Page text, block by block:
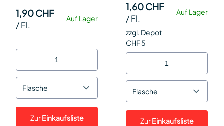
Auf Lager
1,90 CHF
/Fl.
Flasche
ZurEinkaufsliste
Auf Lager
1,60 CHF
/Fl.
zzgl. Depot
CHF 5
Flasche
ZurEinkaufsliste